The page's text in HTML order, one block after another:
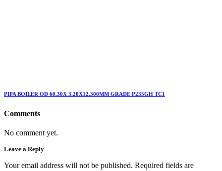
PIPA BOILER OD 60.30X 3.20X12.300MM GRADE P235GH TC1
Comments
No comment yet.
Leave a Reply
Your email address will not be published. Required fields are